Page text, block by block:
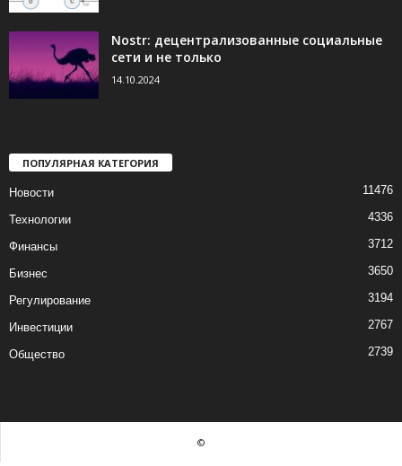
Nostr: децентрализованные социальные
сети и не только
14.10.2024
ПОПУЛЯРНАЯ КАТЕГОРИЯ
Новости 11476
Технологии 4336
Финансы 3712
Бизнес 3650
Регулирование 3194
Инвестиции 2767
Общество 2739
©